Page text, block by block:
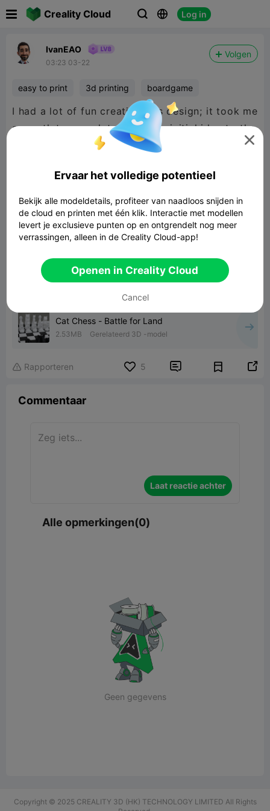
Creality Cloud   Log in
IvanEAO
03:23 03-22
Volgen
easy to print 3d printing boardgame
I had a lot of fun creating this design; it took me
a month to complete, from the initial idea to the
final product. I hope you enjoy printing it and
Cat Chess - Battle for Land
2.53MB Gerelateerd 3D -model
 Rapporteren 5  
Commentaar
Laat reactie achter
Alle opmerkingen(0)
Geen gegevens
Copyright © 2025 CREALITY 3D (HK) TECHNOLOGY LIMITED All Rights

Ervaar het volledige potentieel
Bekijk alle modeldetails, profiteer van naadloos snijden in
de cloud en printen met één klik. Interactie met modellen
levert je exclusieve punten op en ontgrendelt nog meer
verrassingen, alleen in de Creality Cloud-app!
Openen in Creality Cloud
Cancel